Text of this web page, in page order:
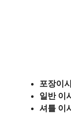
포장이
일반 이
셔틀 이